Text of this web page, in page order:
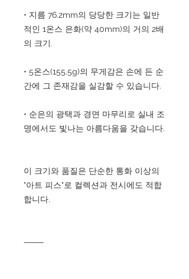
• 지름 76.2mm의 당당한 크기는 일반
적인 1온스 은화(약 40mm)의 거의 2배
의 크기.
• 5온스(155.5g)의 무게감은 손에 든 순
간에 그 존재감을 실감할 수 있습니다.
• 순은의 광택과 경면 마무리로 실내 조
명에서도 빛나는 아름다움을 갖습니다.
이 크기와 품질은 단순한 통화 이상의
"아트 피스"로 컬렉션과 전시에도 적합
합니다.
⸻